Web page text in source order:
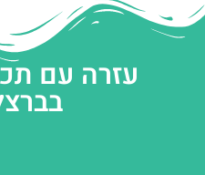
עזרה עם